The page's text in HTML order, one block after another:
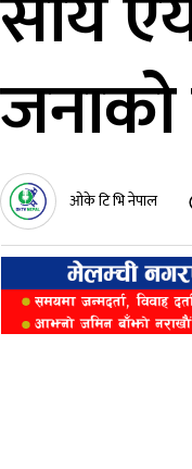
ओके टि भि नेपाल